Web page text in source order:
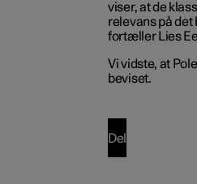
viser, at de
relevans på det
fortæller Lies
Vi vidste, at
beviset.
Del